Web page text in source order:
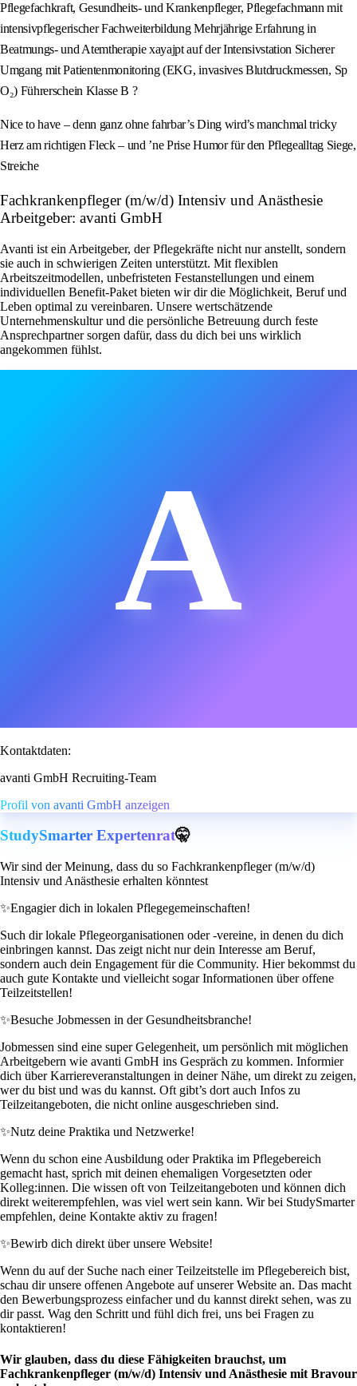
Pflegefachkraft, Gesundheits- und Krankenpfleger, Pflegefachmann mit
intensivpflegerischer Fachweiterbildung Mehrjährige Erfahrung in
Beatmungs- und Atemtherapie xayajpt auf der Intensivstation Sicherer
Umgang mit Patientenmonitoring (EKG, invasives Blutdruckmessen, Sp
O₂) Führerschein Klasse B ?
Nice to have – denn ganz ohne fahrbar’s Ding wird’s manchmal tricky
Herz am richtigen Fleck – und ’ne Prise Humor für den Pflegealltag Siege,
Streiche
Fachkrankenpfleger (m/w/d) Intensiv und Anästhesie
Arbeitgeber: avanti GmbH
Avanti ist ein Arbeitgeber, der Pflegekräfte nicht nur anstellt, sondern
sie auch in schwierigen Zeiten unterstützt. Mit flexiblen
Arbeitszeitmodellen, unbefristeten Festanstellungen und einem
individuellen Benefit-Paket bieten wir dir die Möglichkeit, Beruf und
Leben optimal zu vereinbaren. Unsere wertschätzende
Unternehmenskultur und die persönliche Betreuung durch feste
Ansprechpartner sorgen dafür, dass du dich bei uns wirklich
angekommen fühlst.
A
Kontaktdaten:
avanti GmbH Recruiting-Team
Profil von avanti GmbH anzeigen
StudySmarter Expertenrat🤫
Wir sind der Meinung, dass du so Fachkrankenpfleger (m/w/d)
Intensiv und Anästhesie erhalten könntest
✨Engagier dich in lokalen Pflegegemeinschaften!
Such dir lokale Pflegeorganisationen oder -vereine, in denen du dich
einbringen kannst. Das zeigt nicht nur dein Interesse am Beruf,
sondern auch dein Engagement für die Community. Hier bekommst du
auch gute Kontakte und vielleicht sogar Informationen über offene
Teilzeitstellen!
✨Besuche Jobmessen in der Gesundheitsbranche!
Jobmessen sind eine super Gelegenheit, um persönlich mit möglichen
Arbeitgebern wie avanti GmbH ins Gespräch zu kommen. Informier
dich über Karriereveranstaltungen in deiner Nähe, um direkt zu zeigen,
wer du bist und was du kannst. Oft gibt’s dort auch Infos zu
Teilzeitangeboten, die nicht online ausgeschrieben sind.
✨Nutz deine Praktika und Netzwerke!
Wenn du schon eine Ausbildung oder Praktika im Pflegebereich
gemacht hast, sprich mit deinen ehemaligen Vorgesetzten oder
Kolleg:innen. Die wissen oft von Teilzeitangeboten und können dich
direkt weiterempfehlen, was viel wert sein kann. Wir bei StudySmarter
empfehlen, deine Kontakte aktiv zu fragen!
✨Bewirb dich direkt über unsere Website!
Wenn du auf der Suche nach einer Teilzeitstelle im Pflegebereich bist,
schau dir unsere offenen Angebote auf unserer Website an. Das macht
den Bewerbungsprozess einfacher und du kannst direkt sehen, was zu
dir passt. Wag den Schritt und fühl dich frei, uns bei Fragen zu
kontaktieren!
Wir glauben, dass du diese Fähigkeiten brauchst, um
Fachkrankenpfleger (m/w/d) Intensiv und Anästhesie mit Bravour